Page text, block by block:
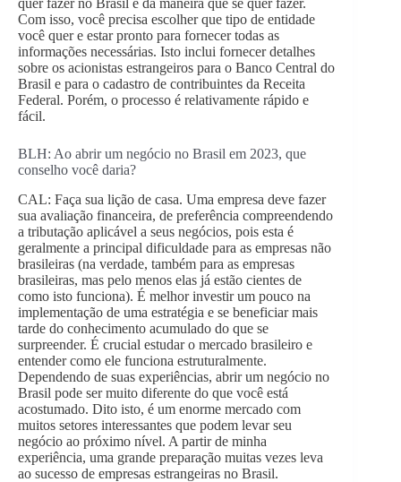
quer fazer no Brasil e da maneira que se quer fazer.
Com isso, você precisa escolher que tipo de entidade
você quer e estar pronto para fornecer todas as
informações necessárias. Isto inclui fornecer detalhes
sobre os acionistas estrangeiros para o Banco Central do
Brasil e para o cadastro de contribuintes da Receita
Federal. Porém, o processo é relativamente rápido e
fácil.
BLH: Ao abrir um negócio no Brasil em 2023, que
conselho você daria?
CAL: Faça sua lição de casa. Uma empresa deve fazer
sua avaliação financeira, de preferência compreendendo
a tributação aplicável a seus negócios, pois esta é
geralmente a principal dificuldade para as empresas não
brasileiras (na verdade, também para as empresas
brasileiras, mas pelo menos elas já estão cientes de
como isto funciona). É melhor investir um pouco na
implementação de uma estratégia e se beneficiar mais
tarde do conhecimento acumulado do que se
surpreender. É crucial estudar o mercado brasileiro e
entender como ele funciona estruturalmente.
Dependendo de suas experiências, abrir um negócio no
Brasil pode ser muito diferente do que você está
acostumado. Dito isto, é um enorme mercado com
muitos setores interessantes que podem levar seu
negócio ao próximo nível. A partir de minha
experiência, uma grande preparação muitas vezes leva
ao sucesso de empresas estrangeiras no Brasil.